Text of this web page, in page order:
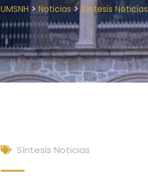
UMSNH > Noticias>Síntesis Noticias
Síntesis Noticias